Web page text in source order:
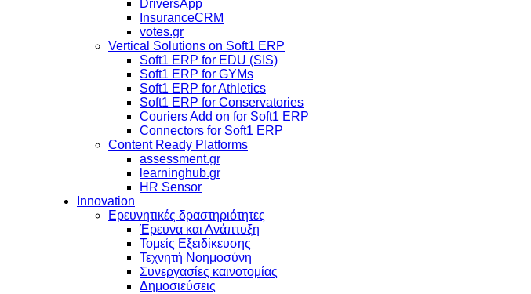
DriversApp
InsuranceCRM
votes.gr
Vertical Solutions on Soft1 ERP
Soft1 ERP for EDU (SIS)
Soft1 ERP for GYMs
Soft1 ERP for Athletics
Soft1 ERP for Conservatories
Couriers Add on for Soft1 ERP
Connectors for Soft1 ERP
Content Ready Platforms
assessment.gr
learninghub.gr
HR Sensor
Innovation
Ερευνητικές δραστηριότητες
Έρευνα και Ανάπτυξη
Τομείς Εξειδίκευσης
Τεχνητή Νοημοσύνη
Συνεργασίες καινοτομίας
Δημοσιεύσεις